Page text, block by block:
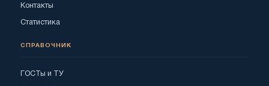
Контакты
Статистика
СПРАВОЧНИК
ГОСТы и ТУ